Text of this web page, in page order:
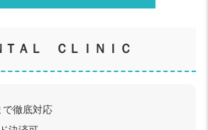
ＡＬ ＣＬＩＮＩＣ
で徹底対応